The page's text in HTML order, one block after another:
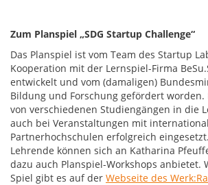
Zum Planspiel „SDG Startup Challenge“
Das Planspiel ist vom Team des Startup
Kooperation mit der Lernspiel-Firma
entwickelt und vom (damaligen)
Bildung und Forschung gefördert worden.
von verschiedenen Studiengängen in die
auch bei Veranstaltungen mit
Partnerhochschulen erfolgreich
Lehrende können sich an Katharina
dazu auch Planspiel-Workshops anbietet.
Spiel gibt es auf der Webseite des